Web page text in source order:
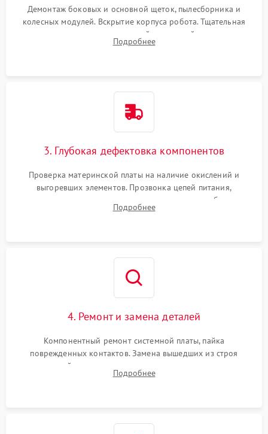
Демонтаж боковых и основной щеток, пылесборника и
колесных модулей. Вскрытие корпуса робота. Тщательная
очистка внутренних полостей, шестерней и плат от
скопившейся пыли, волос и шерсти животных с
Подробнее
3. Глубокая дефектовка компонентов
Проверка материнской платы на наличие окислений и
выгоревших элементов. Прозвонка цепей питания,
тестирование приводных моторов колес и турбины
всасывания. Оценка состояния оптических и инфракрасных
Подробнее
4. Ремонт и замена деталей
Компонентный ремонт системной платы, пайка
поврежденных контактов. Замена вышедших из строя
двигателей, изношенного аккумулятора, неисправного
лидара или помпы подачи воды. Восстановление шлейфов и
Подробнее